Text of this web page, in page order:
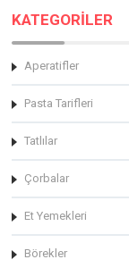
KATEGORİLER
Aperatifler
Pasta Tarifleri
Tatlılar
Çorbalar
Et Yemekleri
Börekler